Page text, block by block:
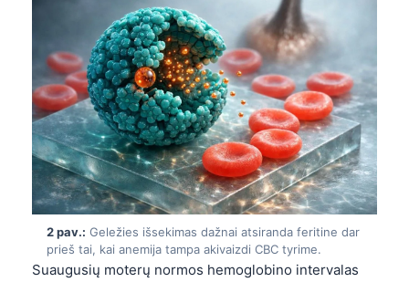
2 pav.: Geležies išsekimas dažnai atsiranda feritine dar
prieš tai, kai anemija tampa akivaizdi CBC tyrime.
Suaugusių moterų normos hemoglobino intervalas